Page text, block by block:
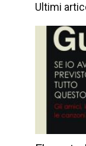
Ultimi